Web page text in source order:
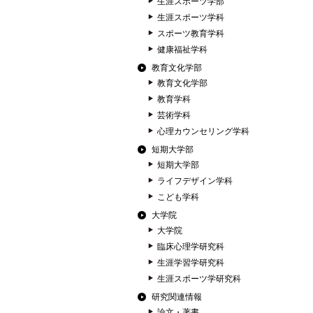
生涯スポーツ学科
スポーツ教育学科
健康福祉学科
教育文化学部
教育文化学部
教育学科
芸術学科
心理カウンセリング学科
短期大学部
短期大学部
ライフデザイン学科
こども学科
大学院
大学院
臨床心理学研究科
生涯学習学研究科
生涯スポーツ学研究科
研究関連情報